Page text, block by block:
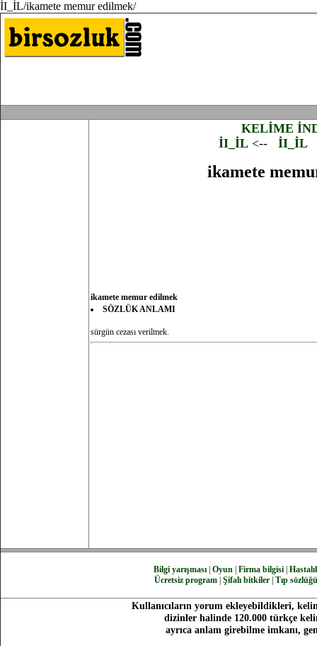
İI_İL/ikamete memur edilmek/
KELİME
İI_İL <-- İI_İL
ikamete
ikamete memur edilmek
SÖZLÜK ANLAMI
sürgün cezası verilmek.
Bilgi yarışması| Oyun| Firma bilgisi|
Ücretsiz program Şifalı bitkiler Tıp sözlüğü
Kullanıcıların yorum ekleyebildikleri,
dizinler halinde 120.000 türkçe
ayrıca anlam girebilme imkanı,